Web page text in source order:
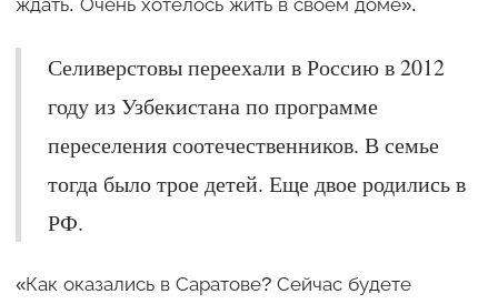
ждать. Очень хотелось жить в своем доме».
Селиверстовы переехали в Россию в 2012
году из Узбекистана по программе
переселения соотечественников. В семье
тогда было трое детей. Еще двое родились в
РФ.
«Как оказались в Саратове? Сейчас будете